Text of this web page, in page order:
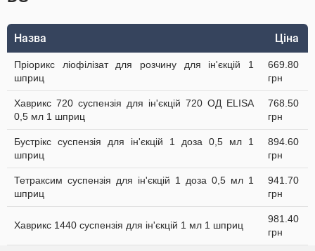
Назва Ціна
Пріорикс ліофілізат для розчину для ін'єкцій 1
шприц
669.80
грн
Хаврикс 720 суспензія для ін'єкцій 720 ОД ELISA
0,5 мл 1 шприц
768.50
грн
Бустрікс суспензія для ін'єкцій 1 доза 0,5 мл 1
шприц
894.60
грн
Тетраксим суспензія для ін'єкцій 1 доза 0,5 мл 1
шприц
941.70
грн
Хаврикс 1440 суспензія для ін'єкцій 1 мл 1 шприц
981.40
грн